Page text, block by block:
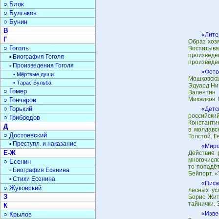
Образ
Эдуард
в
Толстой.
Действие
то
Бейпорт.
лесных
Борис
тайнички.
○ Блок
○ Булгаков
○ Бунин
В
Г
○ Гоголь
▫ Биография Гоголя
▫ Произведения Гоголя
• Мёртвые души
• Тарас Бульба
○ Гомер
○ Гончаров
○ Горький
○ Грибоедов
Д
○ Достоевский
▫ Преступл. и наказание
Е-Ж
○ Есенин
▫ Биография Есенина
▫ Стихи Есенина
○ Жуковский
З
К
○ Крылов